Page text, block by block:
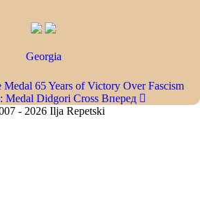
Georgia
65 Years of Victory Over Fascism
Didgori Cross Вперед
- 2026 Ilja Repetski